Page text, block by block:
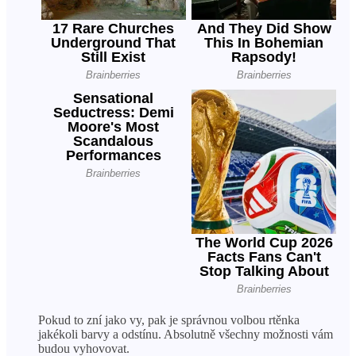
Pokud to zní jako vy, pak je správnou volbou rtěnka
jakékoli barvy a odstínu. Absolutně všechny možnosti vám
budou vyhovovat.